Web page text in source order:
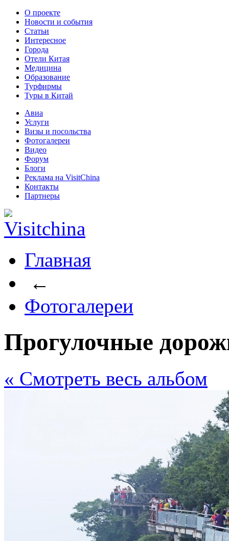
О проекте
Новости и события
Статьи
Интересное
Города
Отели Китая
Медицина
Образование
Турфирмы
Туры в Китай
Авиа
Услуги
Визы и посольства
Фотогалереи
Видео
Форум
Блоги
Реклама на VisitChina
Контакты
Партнеры
Главная
←
Фотогалереи
Прогулочные
« Cмотреть весь альбом